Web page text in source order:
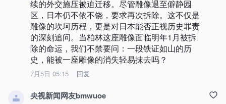
续的外交施压被迫迁移。尽管雕像退至僻静园
区，日本仍不依不饶，要求再次拆除。这不仅是
雕像的坎坷历程，更是对日本能否正视历史罪责
的深刻追问。当柏林这座雕像面临明年1月被拆
除的命运，我们不禁要问：一段铁证如山的历
史，能被一座雕像的消失轻易抹去吗？
7月5日 05:15 回复
央视新闻网友bmwuoe